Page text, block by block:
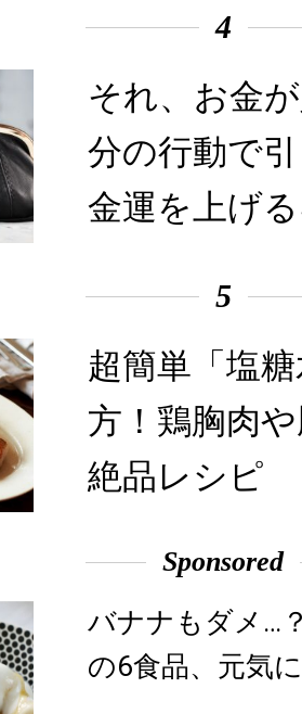
4
それ、お金
分の行動で
金運を上げ
5
超簡単「塩
方！鶏胸肉
絶品レシピ
Sponsored
バナナもダメ…
の6食品、元気